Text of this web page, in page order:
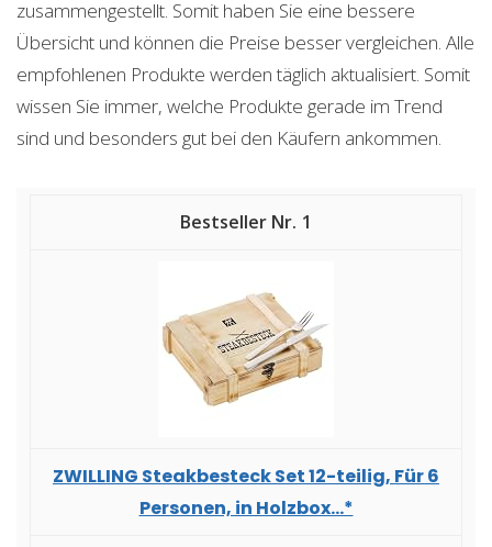
zusammengestellt. Somit haben Sie eine bessere
Übersicht und können die Preise besser vergleichen. Alle
empfohlenen Produkte werden täglich aktualisiert. Somit
wissen Sie immer, welche Produkte gerade im Trend
sind und besonders gut bei den Käufern ankommen.
1
ZWILLING Steakbesteck Set 12-teilig, Für 6
Personen, in Holzbox...*